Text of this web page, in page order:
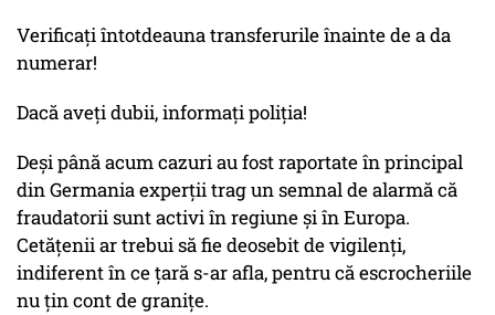
Verificați întotdeauna transferurile înainte de a da
numerar!
Dacă aveți dubii, informați poliția!
Deși până acum cazuri au fost raportate în principal
din Germania experții trag un semnal de alarmă că
fraudatorii sunt activi în regiune și în Europa.
Cetățenii ar trebui să fie deosebit de vigilenți,
indiferent în ce țară s-ar afla, pentru că escrocheriile
nu țin cont de granițe.